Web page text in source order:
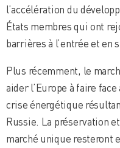
l’accélération du
États membres qui ont
barrières à l’entrée et en
Plus récemment, le
aider l’Europe à faire face
crise énergétique
Russie. La préservation
marché unique resteront